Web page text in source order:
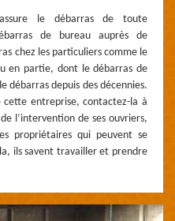
le débarras de toute
de bureau auprès de
chez les particuliers comme le
en partie, dont le débarras de
débarras depuis des décennies.
cette entreprise, contactez-la à
l’intervention de ses ouvriers,
propriétaires qui peuvent se
ils savent travailler et prendre